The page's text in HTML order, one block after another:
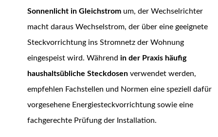
Sonnenlicht in Gleichstrom um, der Wechselrichter
macht daraus Wechselstrom, der über eine geeignete
Steckvorrichtung ins Stromnetz der Wohnung
eingespeist wird. Während in der Praxis häufig
haushaltsübliche Steckdosen verwendet werden,
empfehlen Fachstellen und Normen eine speziell dafür
vorgesehene Energiesteckvorrichtung sowie eine
fachgerechte Prüfung der Installation.